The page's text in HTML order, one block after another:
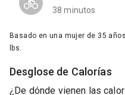
38 minutos
Basado en una mujer de 35
lbs.
Desglose de Calorías
¿De dónde vienen las